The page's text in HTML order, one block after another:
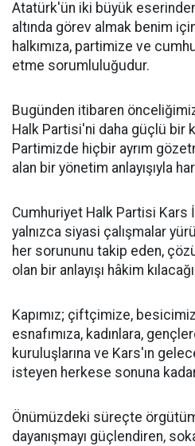
Atatürk'ün iki büyük
altında görev almak benim
halkımıza, partimize ve
etme sorumluluğudur.
Bugünden itibaren
Halk Partisi'ni daha güçlü bir
Partimizde hiçbir ayrım
alan bir yönetim anlayışıyla
Cumhuriyet Halk Partisi Kars
yalnızca siyasi çalışmalar
her sorununu takip eden,
olan bir anlayışı hâkim
Kapımız; çiftçimize,
esnafımıza, kadınlara,
kuruluşlarına ve Kars'ın
isteyen herkese sonuna
Önümüzdeki süreçte
dayanışmayı güçlendiren,